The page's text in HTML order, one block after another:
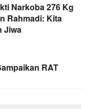
Narkoba 276 Kg
Rahmadi: Kita
Jiwa
RAT